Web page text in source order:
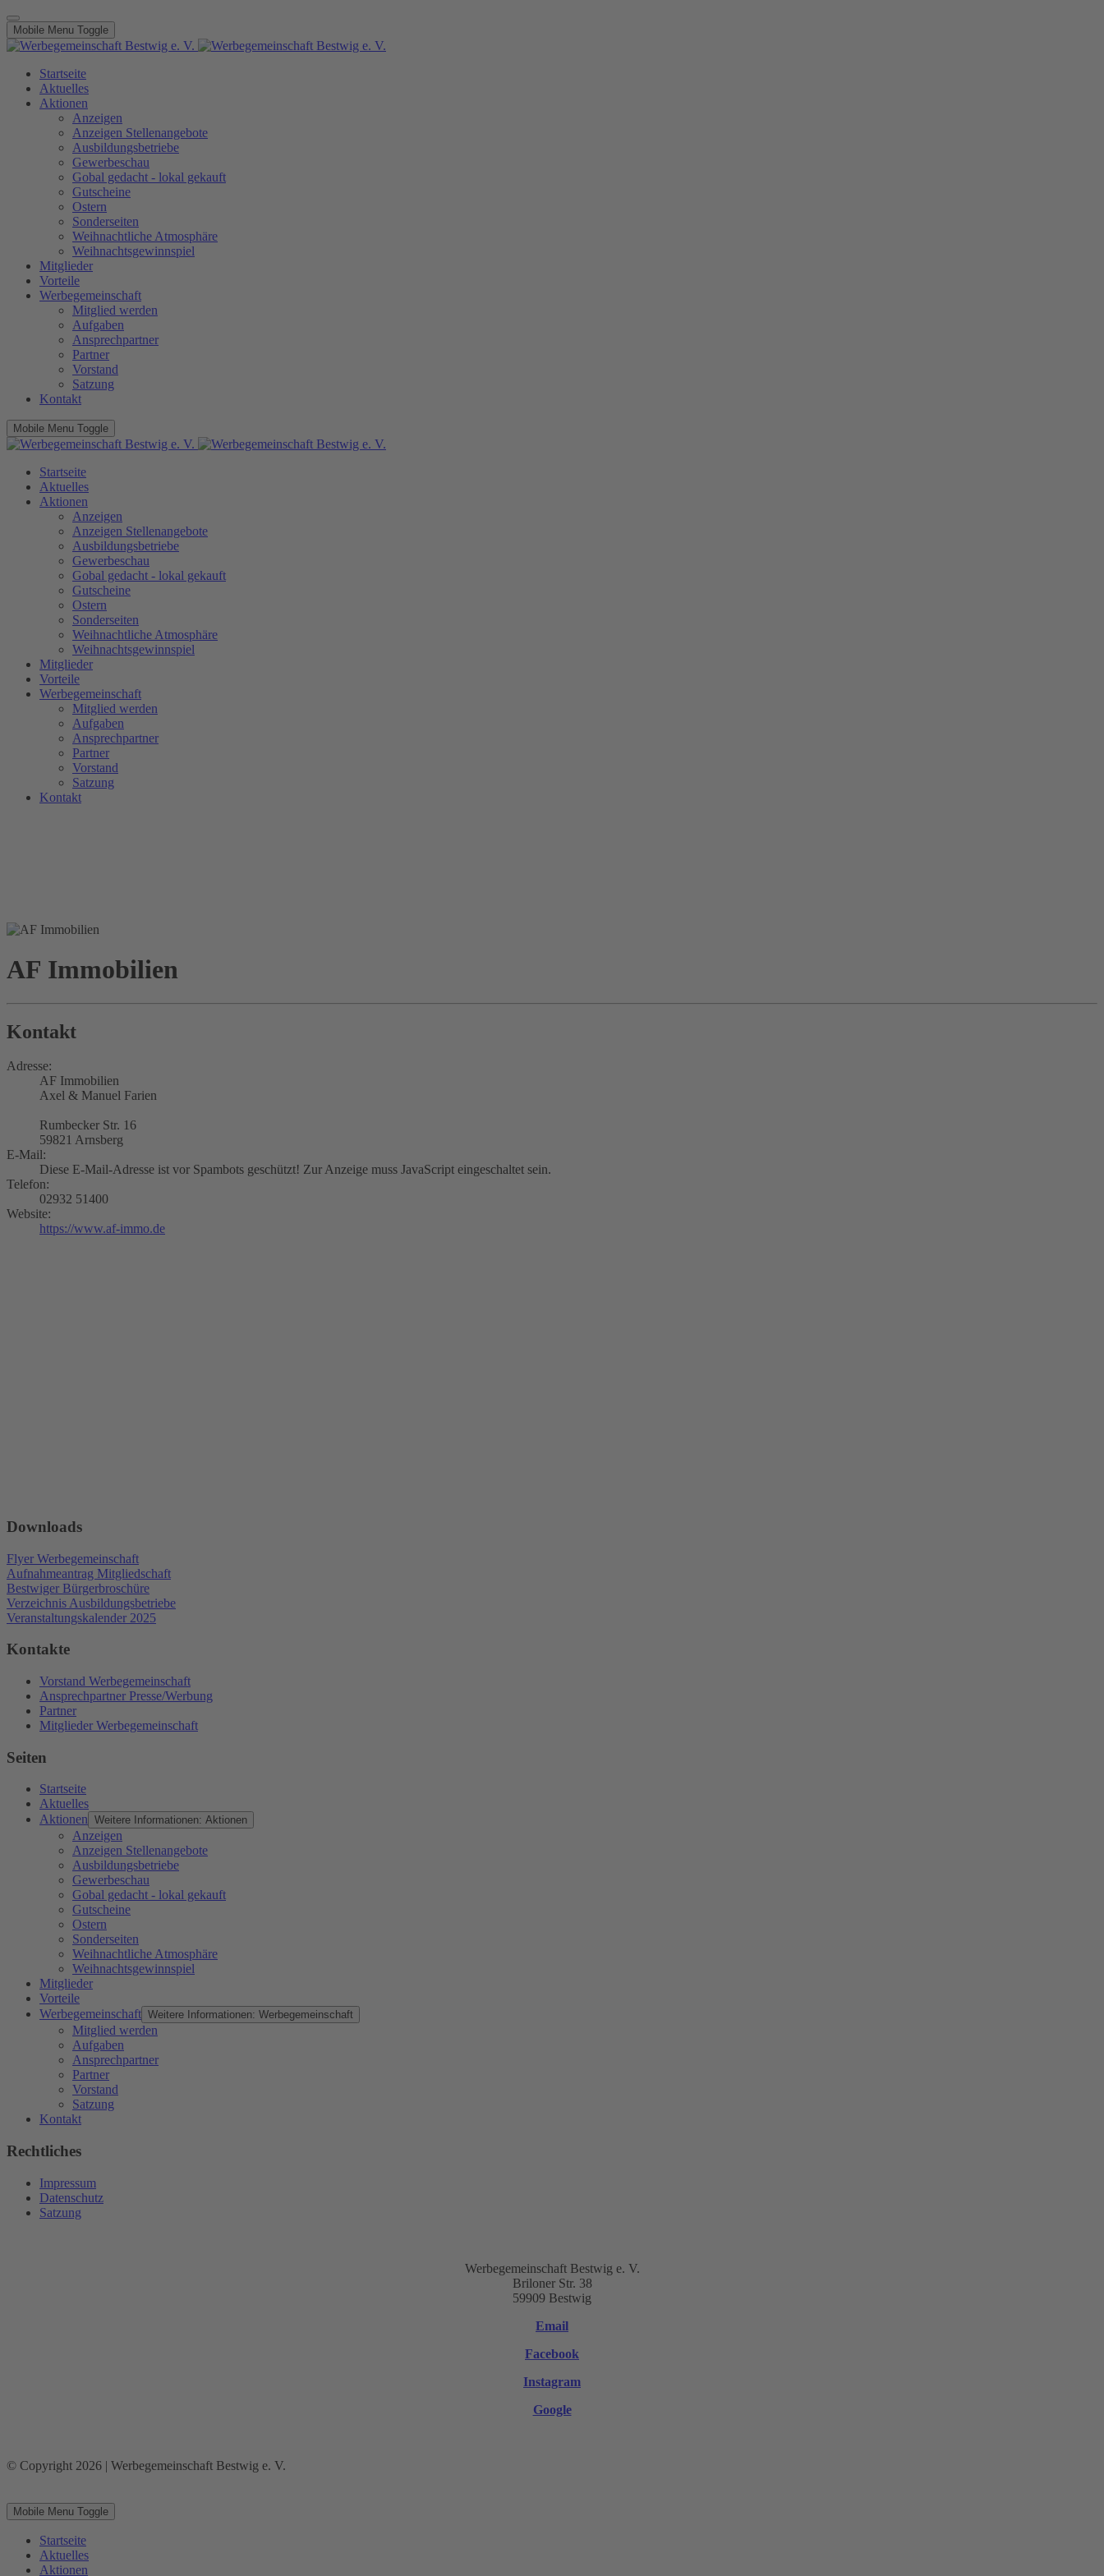
Mobile Menu Toggle
Startseite
Aktuelles
Aktionen
Anzeigen
Anzeigen Stellenangebote
Ausbildungsbetriebe
Gewerbeschau
Gobal gedacht - lokal gekauft
Gutscheine
Ostern
Sonderseiten
Weihnachtliche Atmosphäre
Weihnachtsgewinnspiel
Mitglieder
Vorteile
Werbegemeinschaft
Mitglied werden
Aufgaben
Ansprechpartner
Partner
Vorstand
Satzung
Kontakt
Mobile Menu Toggle
Startseite
Aktuelles
Aktionen
Anzeigen
Anzeigen Stellenangebote
Ausbildungsbetriebe
Gewerbeschau
Gobal gedacht - lokal gekauft
Gutscheine
Ostern
Sonderseiten
Weihnachtliche Atmosphäre
Weihnachtsgewinnspiel
Mitglieder
Vorteile
Werbegemeinschaft
Mitglied werden
Aufgaben
Ansprechpartner
Partner
Vorstand
Satzung
Kontakt
AF Immobilien
Kontakt
Adresse:
AF Immobilien
Axel & Manuel Farien
Rumbecker Str. 16
59821 Arnsberg
E-Mail:
Diese E-Mail-Adresse ist vor Spambots geschützt! Zur Anzeige muss JavaScript eingeschaltet sein.
Telefon:
02932 51400
Website:
https://www.af-immo.de
Downloads
Flyer Werbegemeinschaft
Aufnahmeantrag Mitgliedschaft
Bestwiger Bürgerbroschüre
Verzeichnis Ausbildungsbetriebe
Veranstaltungskalender 2025
Kontakte
Vorstand Werbegemeinschaft
Ansprechpartner Presse/Werbung
Partner
Mitglieder Werbegemeinschaft
Seiten
Startseite
Aktuelles
Aktionen Weitere Informationen: Aktionen
Anzeigen
Anzeigen Stellenangebote
Ausbildungsbetriebe
Gewerbeschau
Gobal gedacht - lokal gekauft
Gutscheine
Ostern
Sonderseiten
Weihnachtliche Atmosphäre
Weihnachtsgewinnspiel
Mitglieder
Vorteile
Werbegemeinschaft Weitere Informationen: Werbegemeinschaft
Mitglied werden
Aufgaben
Ansprechpartner
Partner
Vorstand
Satzung
Kontakt
Rechtliches
Impressum
Datenschutz
Satzung
Werbegemeinschaft Bestwig e. V.
Briloner Str. 38
59909 Bestwig
Email
Facebook
Instagram
Google
© Copyright 2026 | Werbegemeinschaft Bestwig e. V.
Mobile Menu Toggle
Startseite
Aktuelles
Aktionen